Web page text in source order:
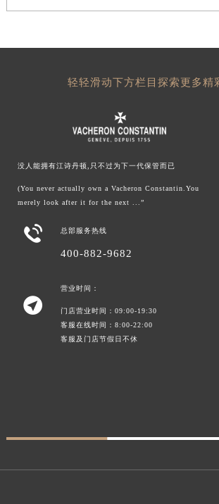
轻轻滑动下方栏目探索更多精
没人能拥有江诗丹顿,只不过为下一代保管而已
(You never actually own a Vacheron Constantin.You
merely look after it for the next ...”
 总部服务热线
400-882-9682

营业时间：
门店营业时间：09:00-19:30
客服在线时间：8:00-22:00
客服及门店节假日不休